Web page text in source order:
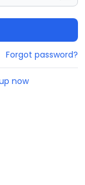
Forgot password?
now